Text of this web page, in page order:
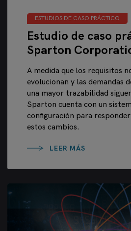
ESTUDIOS DE CASO PRÁCTICO
Estudio de caso
Sparton
A medida que los requisitos
evolucionan y las demandas
una mayor trazabilidad
Sparton cuenta con un
configuración para
estos cambios.
LEER MÁS